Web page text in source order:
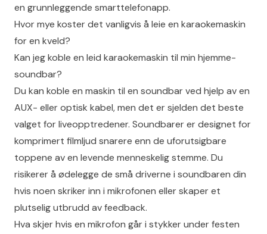
en grunnleggende smarttelefonapp.
Hvor mye koster det vanligvis å leie en karaokemaskin
for en kveld?
Kan jeg koble en leid karaokemaskin til min hjemme-
soundbar?
Du kan koble en maskin til en soundbar ved hjelp av en
AUX- eller optisk kabel, men det er sjelden det beste
valget for liveopptredener. Soundbarer er designet for
komprimert filmljud snarere enn de uforutsigbare
toppene av en levende menneskelig stemme. Du
risikerer å ødelegge de små driverne i soundbaren din
hvis noen skriker inn i mikrofonen eller skaper et
plutselig utbrudd av feedback.
Hva skjer hvis en mikrofon går i stykker under festen